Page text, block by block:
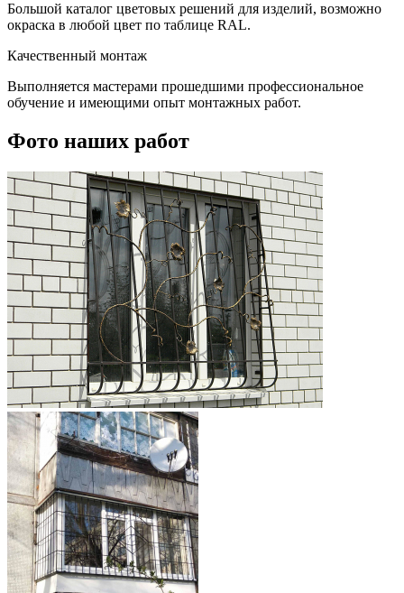
Большой каталог цветовых решений для изделий, возможно
окраска в любой цвет по таблице RAL.
Качественный монтаж
Выполняется мастерами прошедшими профессиональное
обучение и имеющими опыт монтажных работ.
Фото наших работ